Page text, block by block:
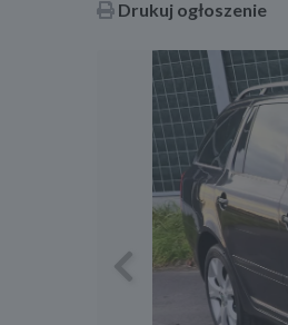
Drukuj ogłoszenie
Previous